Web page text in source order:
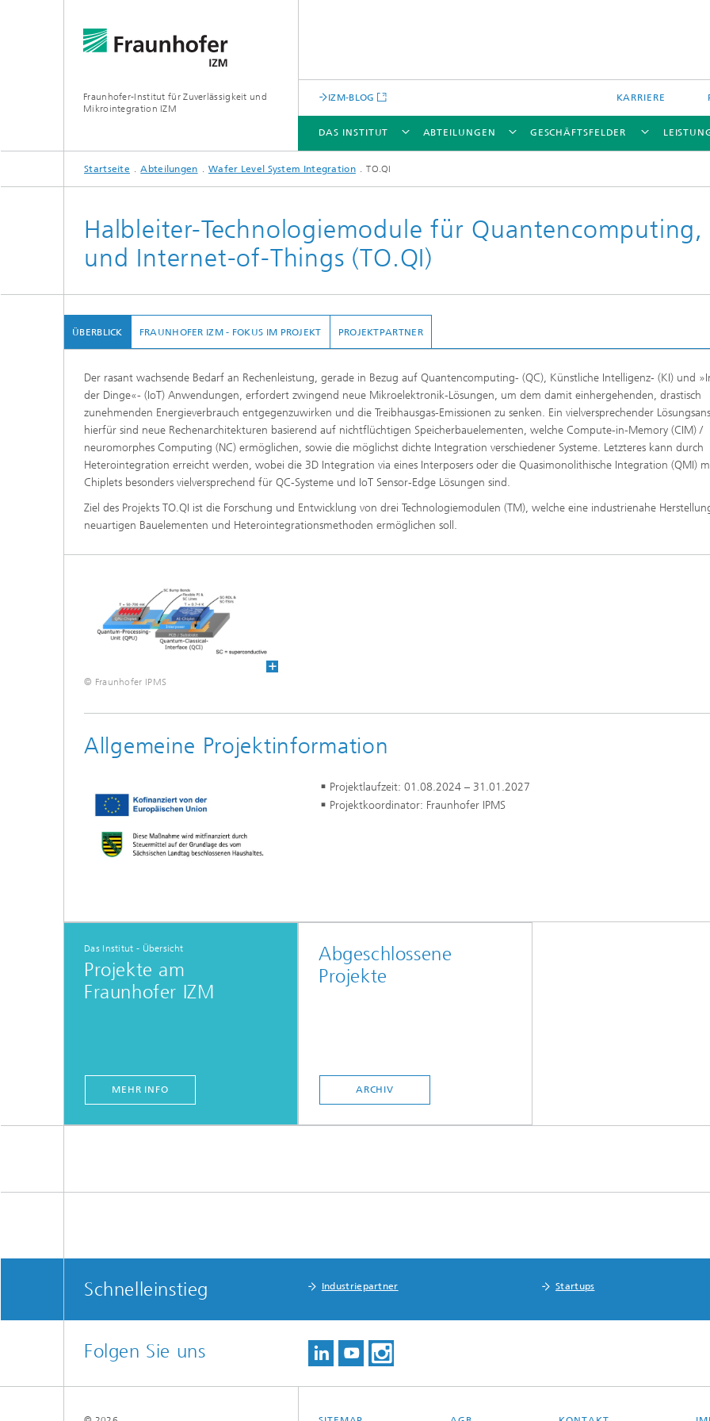
Fraunhofer-Institut für Zuverlässigkeit und
Mikrointegration IZM
IZM-BLOG KARRIERE
DAS INSTITUT
DAS INSTITUT
ABTEILUNGEN
ABTEILUNGEN
Forschungsschwerpunkte
GESCHÄFTSFELDER
GESCHÄFTSFELDER
LEISTUNGSANGEBOT
NEWS & VERANSTALTUNGEN
Startseite Abteilungen Wafer Level System Integration TO.QI
Halbleiter-Technologiemodule für Quantencomputing,
und Internet-of-Things (TO.QI)
ÜBERBLICK
Der rasant wachsende Bedarf an Rechenleistung, gerade in Bezug auf Quantencomputing- (QC), Künstliche Intelligenz- (KI) und
der Dinge«- (IoT) Anwendungen, erfordert zwingend neue Mikroelektronik-Lösungen, um dem damit einhergehenden, drastisch
zunehmenden Energieverbrauch entgegenzuwirken und die Treibhausgas-Emissionen zu senken. Ein vielversprechender
hierfür sind neue Rechenarchitekturen basierend auf nichtflüchtigen Speicherbauelementen, welche Compute-in-Memory (CIM) /
neuromorphes Computing (NC) ermöglichen, sowie die möglichst dichte Integration verschiedener Systeme. Letzteres kann durch
Heterointegration erreicht werden, wobei die 3D Integration via eines Interposers oder die Quasimonolithische Integration (QMI)
Chiplets besonders vielversprechend für QC-Systeme und IoT Sensor-Edge Lösungen sind.
Ziel des Projekts TO.QI ist die Forschung und Entwicklung von drei Technologiemodulen (TM), welche eine industrienahe
neuartigen Bauelementen und Heterointegrationsmethoden ermöglichen soll.
FRAUNHOFER IZM - FOKUS IM PROJEKT PROJEKTPARTNER
© Fraunhofer IPMS
Allgemeine Projektinformation
Projektlaufzeit: 01.08.2024 – 31.01.2027
Projektkoordinator: Fraunhofer IPMS
Das Institut - Übersicht
Projekte am
Fraunhofer IZM
MEHR INFO
Abgeschlossene
Projekte
ARCHIV
Schnelleinstieg Industriepartner Startups
Folgen Sie uns